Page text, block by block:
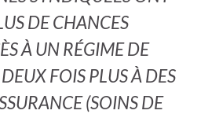
DE CHANCES
À UN RÉGIME DE
FOIS PLUS À DES
(SOINS DE